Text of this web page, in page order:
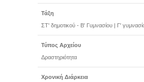
Τάξη
ΣΤ' δημοτικού - Β' Γυμνασίου | Γ'
Τύπος Αρχείου
Δραστηριότητα
Χρονική Διάρκεια